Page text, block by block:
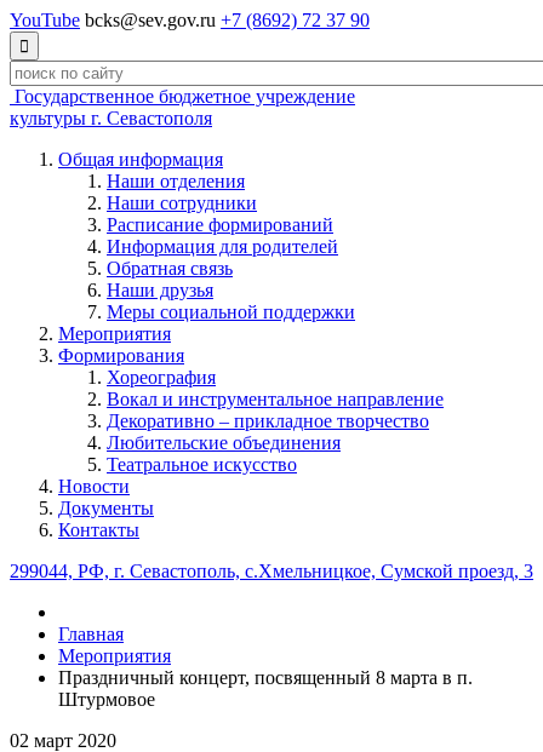
YouTube bcks@sev.gov.ru +7 (8692) 72 37 90

Государственное бюджетное учреждение
культуры г. Севастополя
Общая информация
Наши отделения
Наши сотрудники
Расписание формирований
Информация для родителей
Обратная связь
Наши друзья
Меры социальной поддержки
Мероприятия
Формирования
Хореография
Вокал и инструментальное направление
Декоративно – прикладное творчество
Любительские объединения
Театральное искусство
Новости
Документы
Контакты
299044, РФ, г. Севастополь, с.Хмельницкое, Сумской проезд, 3
Главная
Мероприятия
Праздничный концерт, посвященный 8 марта в п.
Штурмовое
02 март 2020